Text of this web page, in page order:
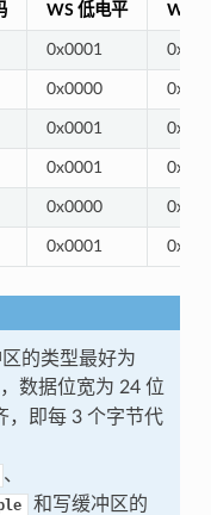
WS 低电平 WS
0x0001
0x0000
0x0001
0x0001
0x0000
0x0001
的类型最好为
数据位宽为 24 位
，即每 3 个字节代
、
和写缓冲区的